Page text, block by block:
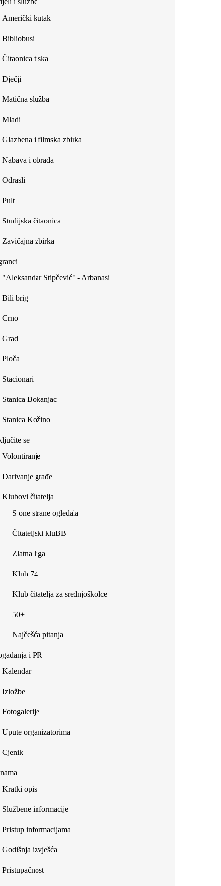
external)
i službe
Američki kutak
Bibliobusi
Čitaonica tiska
Dječji
Matična služba
Mladi
Glazbena i filmska zbirka
Nabava i obrada
Odrasli
Pult
Studijska čitaonica
Zavičajna zbirka
"Aleksandar Stipčević" - Arbanasi
Bili brig
Crno
Grad
Ploča
Stacionari
Stanica Bokanjac
Stanica Kožino
se
Volontiranje
Darivanje građe
Klubovi čitatelja
S one strane ogledala
Čitateljski kluBB
Zlatna liga
Klub 74
Klub čitatelja za srednjoškolce
50+
Najčešća pitanja
i PR
Kalendar
Izložbe
Fotogalerije
Upute organizatorima
Cjenik
Kratki opis
Službene informacije
Pristup informacijama
Godišnja izvješća
Pristupačnost